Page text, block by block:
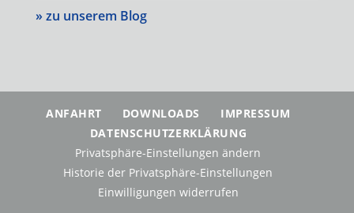
» zu unserem Blog
ANFAHRT DOWNLOADS
IMPRESSUM
DATENSCHUTZERKLÄRUNG
Privatsphäre-Einstellungen ändern
Historie der Privatsphäre-Einstellungen
Einwilligungen widerrufen